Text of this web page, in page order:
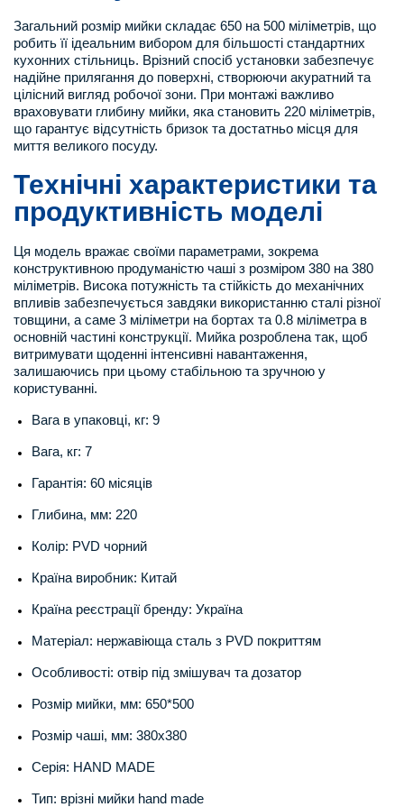
Загальний розмір мийки складає 650 на 500 міліметрів, що
робить її ідеальним вибором для більшості стандартних
кухонних стільниць. Врізний спосіб установки забезпечує
надійне прилягання до поверхні, створюючи акуратний та
цілісний вигляд робочої зони. При монтажі важливо
враховувати глибину мийки, яка становить 220 міліметрів,
що гарантує відсутність бризок та достатньо місця для
миття великого посуду.
Технічні характеристики та
продуктивність моделі
Ця модель вражає своїми параметрами, зокрема
конструктивною продуманістю чаші з розміром 380 на 380
міліметрів. Висока потужність та стійкість до механічних
впливів забезпечується завдяки використанню сталі різної
товщини, а саме 3 міліметри на бортах та 0.8 міліметра в
основній частині конструкції. Мийка розроблена так, щоб
витримувати щоденні інтенсивні навантаження,
залишаючись при цьому стабільною та зручною у
користуванні.
Вага в упаковці, кг: 9
Вага, кг: 7
Гарантія: 60 місяців
Глибина, мм: 220
Колір: PVD чорний
Країна виробник: Китай
Країна реєстрації бренду: Україна
Матеріал: нержавіюща сталь з PVD покриттям
Особливості: отвір під змішувач та дозатор
Розмір мийки, мм: 650*500
Розмір чаші, мм: 380х380
Серія: HAND MADE
Тип: врізні мийки hand made